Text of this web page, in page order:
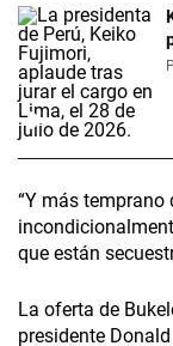
“Y más temprano
que están
La oferta de
presidente